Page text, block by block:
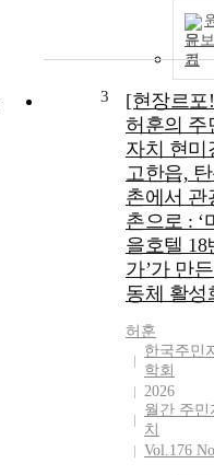
문보
기
3
[현장르포!
허훈의 주
자치 현미
고한읍,
촌에서 관
촌으로 : ‘
을호텔 18
가’가 만
동체 활성
허훈
한국주민
학회
2026
월간 주민
치
Vol.176